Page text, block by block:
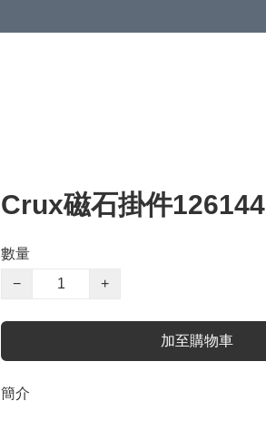
Crux磁石掛件126144
數量
−
+
加至購物車
簡介